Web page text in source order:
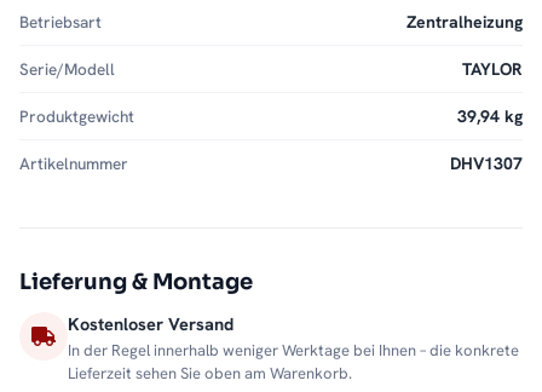
Betriebsart Zentralheizung
Serie/Modell TAYLOR
Produktgewicht 39,94 kg
Artikelnummer DHV1307
Lieferung & Montage
Kostenloser Versand
In der Regel innerhalb weniger Werktage bei Ihnen – die konkrete
Lieferzeit sehen Sie oben am Warenkorb.